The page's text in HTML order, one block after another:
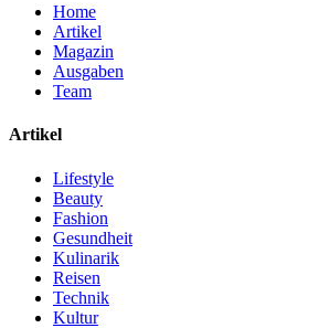
Home
Artikel
Magazin
Ausgaben
Team
Artikel
Lifestyle
Beauty
Fashion
Gesundheit
Kulinarik
Reisen
Technik
Kultur